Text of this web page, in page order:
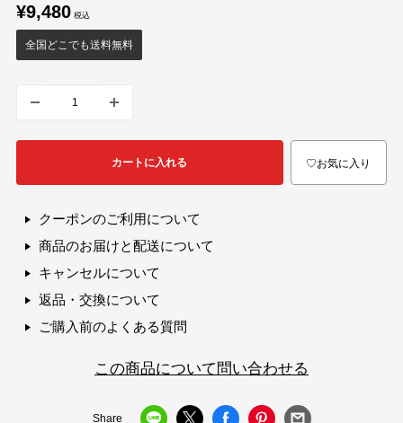
販
売
価
格
¥9,480
全国どこでも送料無料
カートに入れる ♡お気に入り
クーポンのご利用について
商品のお届けと配送について
キャンセルについて
返品・交換について
ご購入前のよくある質問
この商品について問い合わせる
Share